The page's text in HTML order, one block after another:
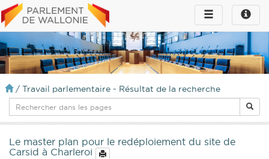
Toggle
infos
Toggle
navigation
/ Travail parlementaire - Résultat de la recherche
Le master plan pour le redéploiement du site de
Carsid à Charleroi